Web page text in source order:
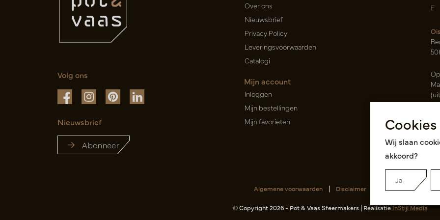
Volg ons
Nieuwsbrief
Abonneer
Over ons
Nieuwsbrief
Privacy Policy
Leveringsvoorwaarden
Catalogi
Mijn account
Inloggen
Mijn bestellingen
Mijn favorieten
E
Algemene voorwaarden | Disclaimer RSS Feed
© Copyright 2026 - Pot & Vaas Sfeermakers | RealisatieInStijl Media
Cookies
Wij slaan
akkoord?
Ja